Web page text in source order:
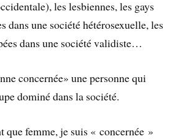
les lesbiennes, les gays
dans une société hétérosexuelle, les
dans une société validiste…
concernée» une personne qui
dominé dans la société.
que femme, je suis « concernée »